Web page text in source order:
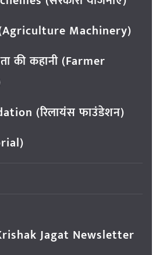
(Agriculture Machinery)
की कहानी (Farmer
(रिलायंस फाउंडेशन)
Jagat Newsletter